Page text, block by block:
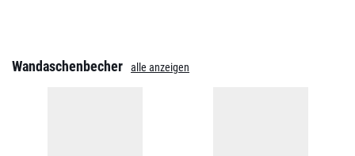
Wandaschenbecher alle anzeigen